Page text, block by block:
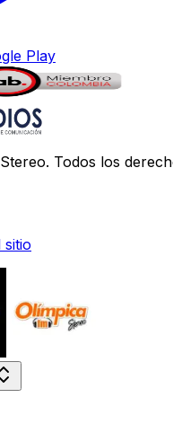
Play
. Todos los
sitio